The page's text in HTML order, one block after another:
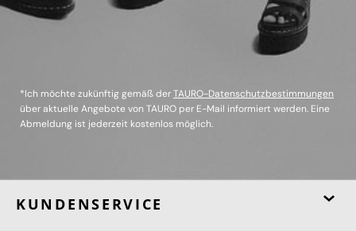
*Ich möchte zukünftig gemäß derTAURO-Datenschutzbestimmungen
über aktuelle Angebote von TAURO per E-Mail informiert werden. Eine
Abmeldung ist jederzeit kostenlos möglich.
KUNDENSERVICE